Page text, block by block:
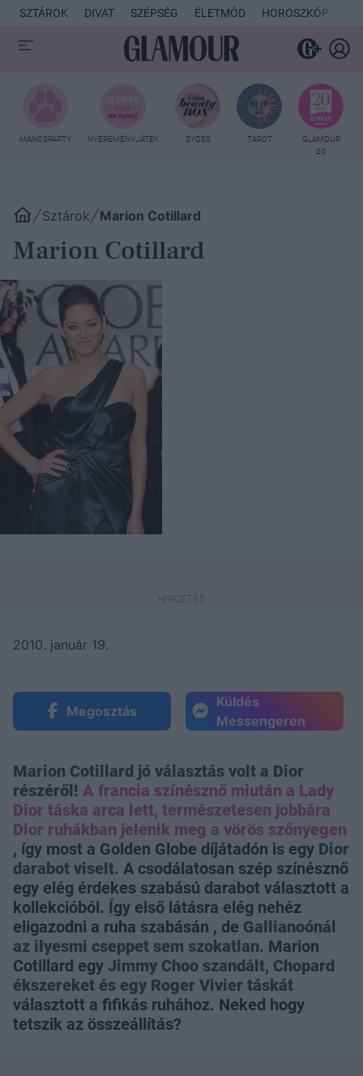
SZTÁROK DIVAT SZÉPSÉG ÉLETMÓD HOROSZKÓP
MANCSPARTY NYEREMÉNYJÁTÉK SYOSS TAROT
GLAMOUR
20
Sztárok Marion Cotillard
Marion Cotillard
2010. január 19.
Megosztás
Küldés
Messengeren
Marion Cotillard jó választás volt a Dior
részéről! A francia színésznő miután a Lady
Dior táska arca lett, természetesen jobbára
Dior ruhákban jelenik meg a vörös szőnyegen
, így most a Golden Globe díjátadón is egy Dior
darabot viselt. A csodálatosan szép színésznő
egy elég érdekes szabású darabot választott a
kollekcióból. Így első látásra elég nehéz
eligazodni a ruha szabásán , de Gallianoónál
az ilyesmi cseppet sem szokatlan. Marion
Cotillard egy Jimmy Choo szandált, Chopard
ékszereket és egy Roger Vivier táskát
választott a fifikás ruhához. Neked hogy
tetszik az összeállítás?